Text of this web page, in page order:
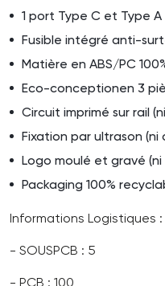
1 port Type C et Type A
Fusible intégré anti-
Matière en ABS/PC
Eco-conceptionen 3
Circuit imprimé sur rail
Fixation par ultrason (ni
Logo moulé et gravé (ni
Packaging 100%
Informations Logistiques :
- SOUSPCB : 5
- PCB : 100